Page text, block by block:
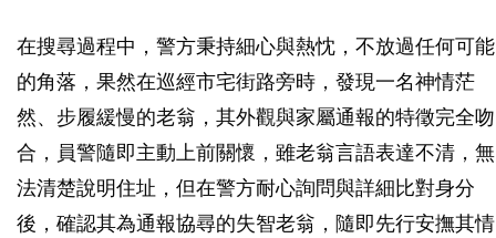
在搜尋過程中，警方秉持細心與熱忱，不放過任何可能
的角落，果然在巡經市宅街路旁時，發現一名神情茫
然、步履緩慢的老翁，其外觀與家屬通報的特徵完全吻
合，員警隨即主動上前關懷，雖老翁言語表達不清，無
法清楚說明住址，但在警方耐心詢問與詳細比對身分
後，確認其為通報協尋的失智老翁，隨即先行安撫其情